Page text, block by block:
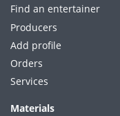
Find an entertainer
Producers
Add profile
Orders
Services
Materials